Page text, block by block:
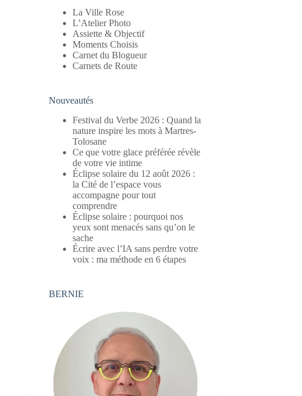
La Ville Rose
L’Atelier Photo
Assiette & Objectif
Moments Choisis
Carnet du Blogueur
Carnets de Route
Nouveautés
Festival du Verbe 2026 : Quand la
nature inspire les mots à Martres-
Tolosane
Ce que votre glace préférée révèle
de votre vie intime
Éclipse solaire du 12 août 2026 :
la Cité de l’espace vous
accompagne pour tout
comprendre
Éclipse solaire : pourquoi nos
yeux sont menacés sans qu’on le
sache
Écrire avec l’IA sans perdre votre
voix : ma méthode en 6 étapes
BERNIE